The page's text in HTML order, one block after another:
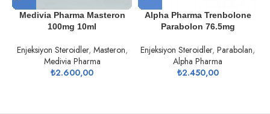
Medivia Pharma Masteron
100mg 10ml
Enjeksiyon Steroidler, Masteron,
Medivia Pharma
₺2.600,00
Alpha Pharma Trenbolone
Parabolon 76.5mg
Enjeksiyon Steroidler,Parabolan,
Alpha Pharma
₺2.450,00